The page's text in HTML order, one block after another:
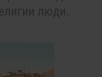
люди.